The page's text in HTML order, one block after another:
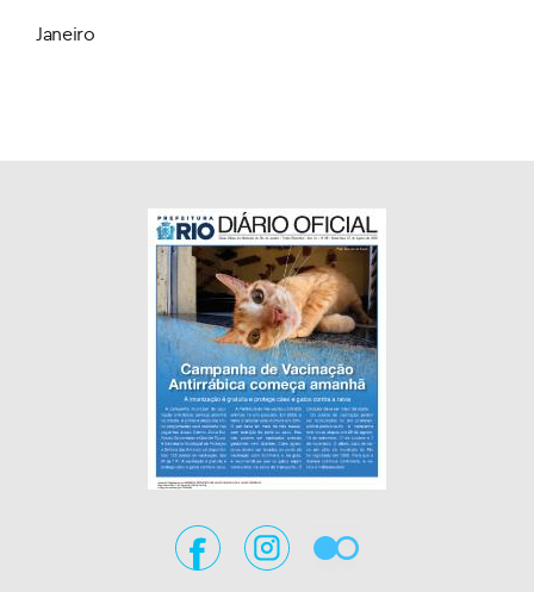
Janeiro